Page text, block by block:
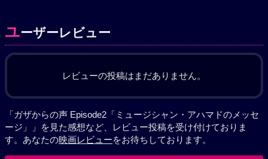
ユーザーレビュー
レビューの投稿はまだありません。
「ガザからの声 Episode2「ミュージシャン・アハマドのメッセ
ージ」」を見た感想など、レビュー投稿を受け付けておりま
す。あなたの映画レビューをお待ちしております。